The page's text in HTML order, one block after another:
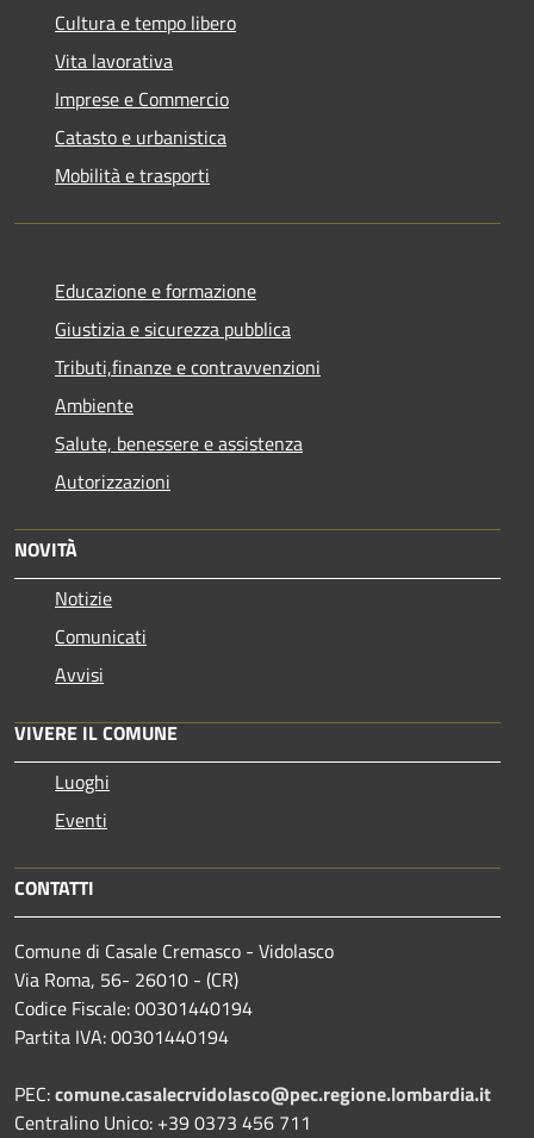
Cultura e tempo libero
Vita lavorativa
Imprese e Commercio
Catasto e urbanistica
Mobilità e trasporti
Educazione e formazione
Giustizia e sicurezza pubblica
Tributi,finanze e contravvenzioni
Ambiente
Salute, benessere e assistenza
Autorizzazioni
NOVITÀ
Notizie
Comunicati
Avvisi
VIVERE IL COMUNE
Luoghi
Eventi
CONTATTI
Comune di Casale Cremasco - Vidolasco
Via Roma, 56- 26010 - (CR)
Codice Fiscale: 00301440194
Partita IVA: 00301440194
PEC:comune.casalecrvidolasco@pec.regione.lombardia.it
Centralino Unico: +39 0373 456 711